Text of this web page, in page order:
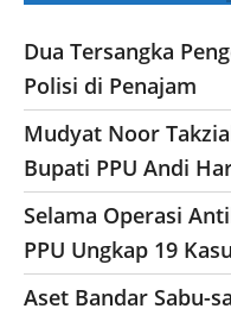
Dua Tersangka
Polisi di Penajam
Mudyat Noor
Bupati PPU Andi
Selama Operasi
PPU Ungkap 19
Aset Bandar Sabu-